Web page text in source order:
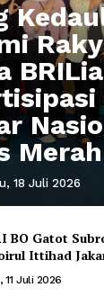
18 Juli 2026
BO Gatot
Ittihad
11 Juli 2026